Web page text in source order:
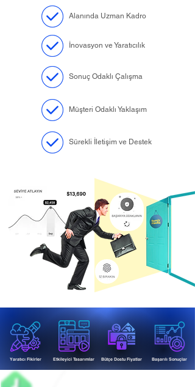
Alanında Uzman Kadro
İnovasyon ve Yaratıcılık
Sonuç Odaklı Çalışma
Müşteri Odaklı Yaklaşım
Sürekli İletişim ve Destek
Yaratıcı Fikirler Etkileyici Tasarımlar Bütçe Dostu Fiyatlar Başarılı Sonuçlar